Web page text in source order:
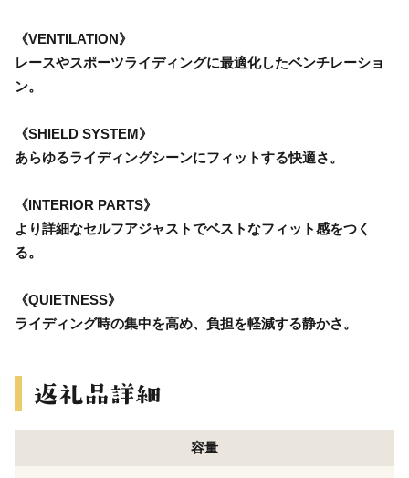
《VENTILATION》
レースやスポーツライディングに最適化したベンチレーショ
ン。
《SHIELD SYSTEM》
あらゆるライディングシーンにフィットする快適さ。
《INTERIOR PARTS》
より詳細なセルフアジャストでベストなフィット感をつく
る。
《QUIETNESS》
ライディング時の集中を高め、負担を軽減する静かさ。
容量